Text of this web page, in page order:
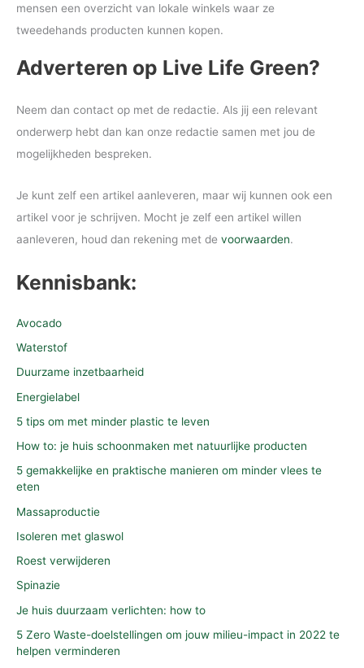
mensen een overzicht van lokale winkels waar ze
tweedehands producten kunnen kopen.
Adverteren op Live Life Green?
Neem dan contact op met de redactie. Als jij een relevant
onderwerp hebt dan kan onze redactie samen met jou de
mogelijkheden bespreken.
Je kunt zelf een artikel aanleveren, maar wij kunnen ook een
artikel voor je schrijven. Mocht je zelf een artikel willen
aanleveren, houd dan rekening met de voorwaarden.
Kennisbank:
Avocado
Waterstof
Duurzame inzetbaarheid
Energielabel
5 tips om met minder plastic te leven
How to: je huis schoonmaken met natuurlijke producten
5 gemakkelijke en praktische manieren om minder vlees te
eten
Massaproductie
Isoleren met glaswol
Roest verwijderen
Spinazie
Je huis duurzaam verlichten: how to
5 Zero Waste-doelstellingen om jouw milieu-impact in 2022 te
helpen verminderen